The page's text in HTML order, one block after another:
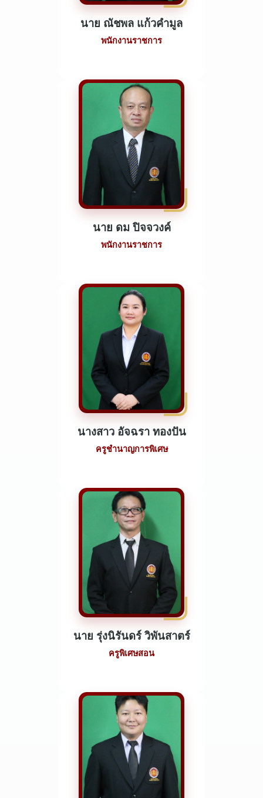
นาย ณัชพล แก้วคำมูล
พนักงานราชการ
นาย ดม ปิจจวงค์
พนักงานราชการ
นางสาว อัจฉรา ทองปัน
ครูชำนาญการพิเศษ
นาย รุ่งนิรันดร์ วิพันสาตร์
ครูพิเศษสอน